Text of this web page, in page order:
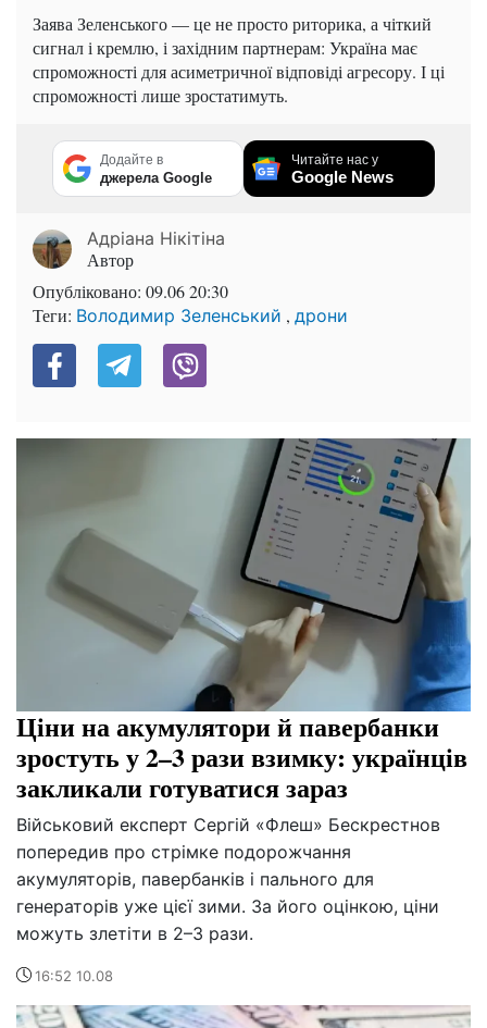
Заява Зеленського — це не просто риторика, а чіткий
сигнал і кремлю, і західним партнерам: Україна має
спроможності для асиметричної відповіді агресору. І ці
спроможності лише зростатимуть.
Додайте в
джерела Google
Читайте нас у
Google News
Адріана Нікітіна
Автор
Опубліковано: 09.06 20:30
Теги: Володимир Зеленський , дрони
Ціни на акумулятори й павербанки
зростуть у 2–3 рази взимку: українців
закликали готуватися зараз
Військовий експерт Сергій «Флеш» Бескрестнов
попередив про стрімке подорожчання
акумуляторів, павербанків і пального для
генераторів уже цієї зими. За його оцінкою, ціни
можуть злетіти в 2–3 рази.
16:52 10.08